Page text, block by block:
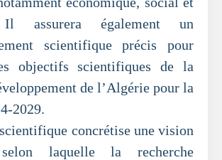
Il assurera également un
scientifique précis pour
objectifs scientifiques de la
de l’Algérie pour la
2029.
concrétise une vision
laquelle la recherche